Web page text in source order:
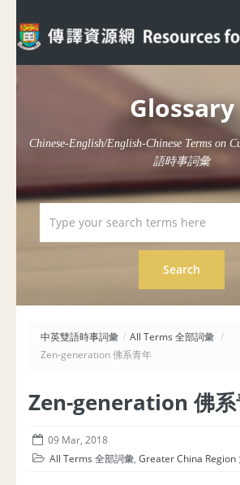
Glossary
Chinese-English/English-Chinese Terms on
語時事詞彙
中英雙語時事詞彙 / All Terms 全部詞彙 /
Zen-generation 佛系青年
Zen-generation 佛系
09 Mar, 2018
All Terms 全部詞彙, Greater China Region